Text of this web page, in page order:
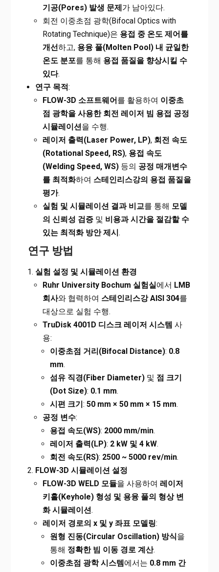
기공(Pores) 발생 문제 가 남아있다.
회전 이중초점 광학(Bifocal Optics with
Rotating Technique)은 용접 중 온도 제어를
개선하고, 용융 풀(Molten Pool) 내 균일한
온도 분포를 통해 용접 품질을 향상시킬 수
있다.
연구 목적:
FLOW-3D 소프트웨어 를 활용하여 이중초
점 광학을 사용한 회전 레이저 빔 용접 공정
시뮬레이션을 수행.
레이저 출력(Laser Power, LP), 회전 속도
(Rotational Speed, RS), 용접 속도
(Welding Speed, WS)등의 공정 매개변수
를 최적화하여 스테인리스강의 용접 품질을
평가.
실험 및 시뮬레이션 결과 비교를 통해 모델
의 신뢰성 검증및 비용과 시간을 절감할 수
있는 최적화 방안 제시 .
연구 방법
실험 설정 및 시뮬레이션 환경
Ruhr University Bochum 실험실에서 LMB
회사와 협력하여 스테인리스강 AISI 304를
대상으로 실험 수행.
TruDisk 4001D 디스크 레이저 시스템 사
용:
이중초점 거리(Bifocal Distance): 0.8
mm.
섬유 직경(Fiber Diameter)및 점 크기
(Dot Size): 0.1 mm.
시편 크기 : 50 mm × 50 mm × 15 mm.
공정 변수:
용접 속도(WS): 2000 mm/min.
레이저 출력(LP): 2 kW 및 4 kW.
회전 속도(RS): 2500 ~ 5000 rev/min.
FLOW-3D 시뮬레이션 설정
FLOW-3D WELD 모듈을 사용하여 레이저
키홀(Keyhole) 형성 및 용융 풀의 형상 변
화 시뮬레이션.
레이저 경로의 x 및 y 좌표 모델링:
원형 진동(Circular Oscillation) 방식을
통해 정확한 빔 이동 경로 계산.
이중초점 광학 시스템 에서는 0.8 mm 간